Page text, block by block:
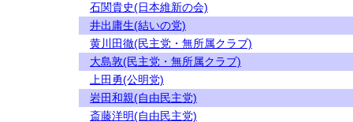
石関貴史(日本維新の会)
井出庸生(結いの党)
黄川田徹(民主党・無所属クラブ)
大島敦(民主党・無所属クラブ)
上田勇(公明党)
岩田和親(自由民主党)
斎藤洋明(自由民主党)